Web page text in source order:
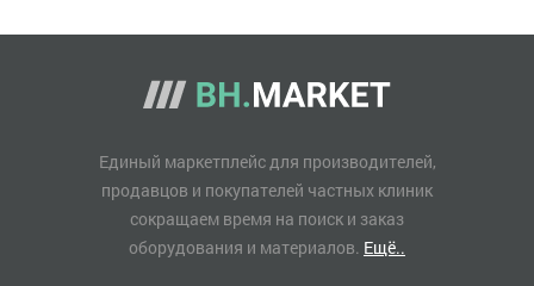
Единый маркетплейс для производителей,
продавцов и покупателей частных клиник
сокращаем время на поиск и заказ
оборудования и материалов. Ещё..